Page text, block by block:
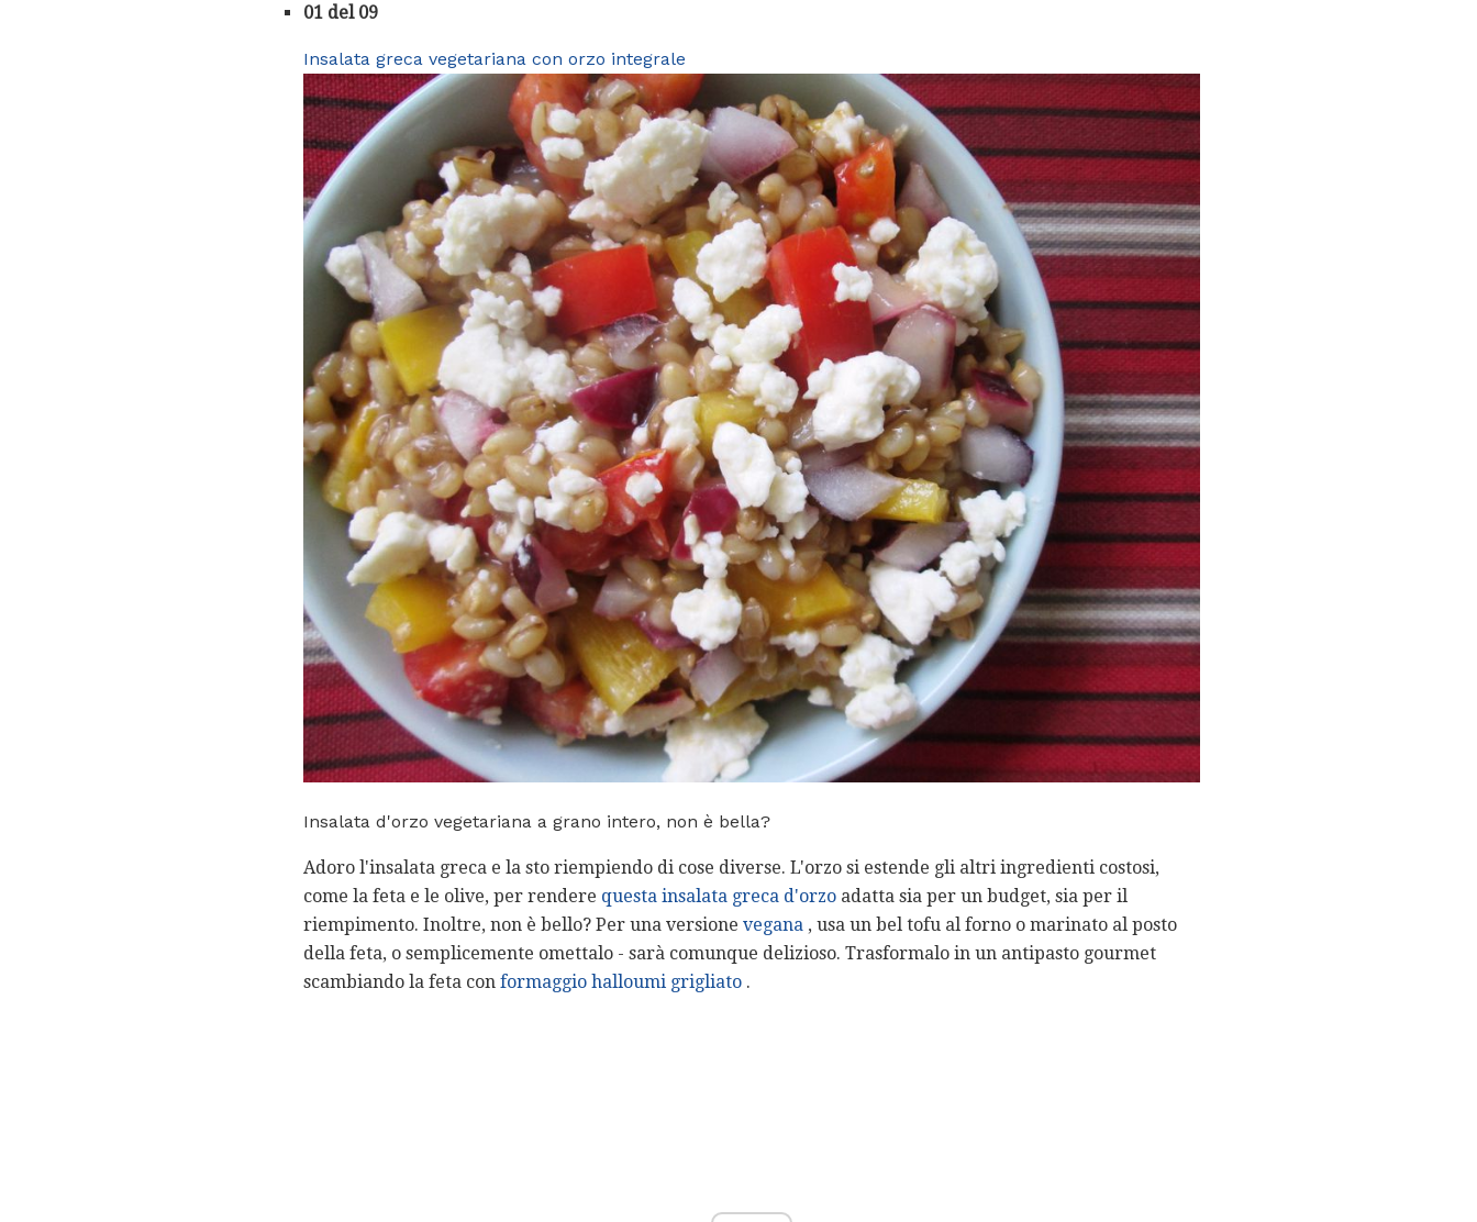
01 del 09
Insalata greca vegetariana con orzo integrale
Insalata d'orzo vegetariana a grano intero, non è bella?
Adoro l'insalata greca e la sto riempiendo di cose diverse. L'orzo si estende gli altri ingredienti costosi,
come la feta e le olive, per rendere questa insalata greca d'orzo adatta sia per un budget, sia per il
riempimento. Inoltre, non è bello? Per una versione vegana , usa un bel tofu al forno o marinato al posto
della feta, o semplicemente omettalo - sarà comunque delizioso. Trasformalo in un antipasto gourmet
scambiando la feta con formaggio halloumi grigliato .